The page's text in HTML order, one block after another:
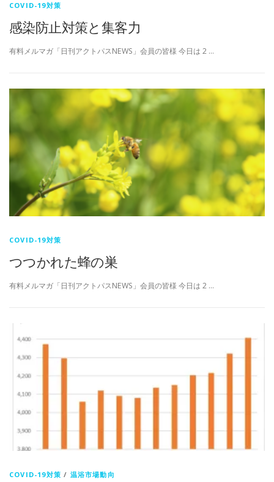
COVID-19対策
感染防止対策と集客力
有料メルマガ「日刊アクトパスNEWS」会員の皆様 今日は 2 …
COVID-19対策
つつかれた蜂の巣
有料メルマガ「日刊アクトパスNEWS」会員の皆様 今日は 2 …
COVID-19対策 / 温浴市場動向